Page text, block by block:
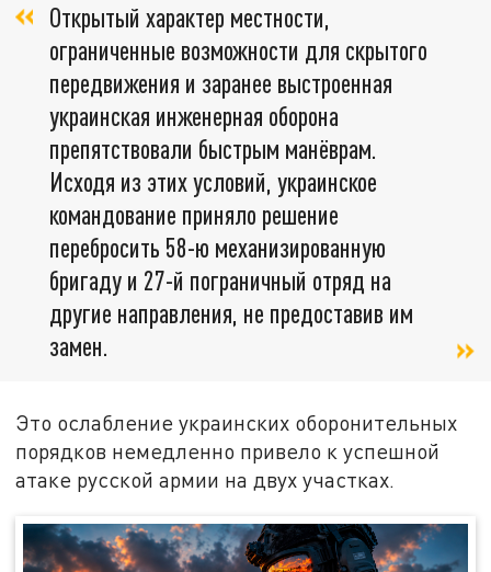
Открытый характер местности,
ограниченные возможности для скрытого
передвижения и заранее выстроенная
украинская инженерная оборона
препятствовали быстрым манёврам.
Исходя из этих условий, украинское
командование приняло решение
перебросить 58-ю механизированную
бригаду и 27-й пограничный отряд на
другие направления, не предоставив им
замен.
Это ослабление украинских оборонительных
порядков немедленно привело к успешной
атаке русской армии на двух участках.